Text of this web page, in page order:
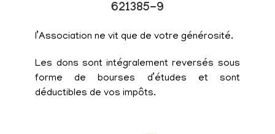
621385-9
l’Association ne vit que de votre générosité.
Les dons sont intégralement reversés sous
forme de bourses d’études et sont
déductibles de vos impôts.